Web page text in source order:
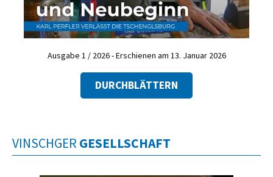
Ausgabe 1 / 2026 - Erschienen am 13. Januar 2026
DURCHBLÄTTERN
VINSCHGER GESELLSCHAFT